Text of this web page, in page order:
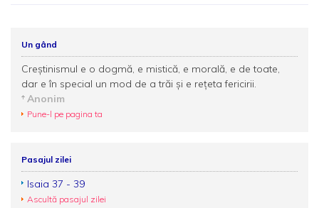
Un gând
Creştinismul e o dogmă, e mistică, e morală, e de toate,
dar e în special un mod de a trăi şi e reţeta fericirii.
Anonim
Pune-l pe pagina ta
Pasajul zilei
Isaia 37 - 39
Ascultă pasajul zilei